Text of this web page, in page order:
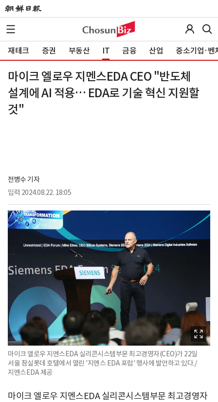
재테크 증권 부동산 IT 금융 산업 중소기업·벤
마이크 엘로우 지멘스EDA CEO "반도체
설계에 AI 적용… EDA로 기술 혁신 지원할
것"
전병수 기자
입력 2024.08.22. 18:05
마이크 엘로우 지멘스EDA 실리콘시스템부문 최고경영자(CEO)가 22일
서울 잠실롯데 호텔에서 열린 '지멘스 EDA 포럼' 행사에 발언하고 있다./
지멘스EDA 제공
마이크 엘로우 지멘스EDA 실리콘시스템부문 최고경영자